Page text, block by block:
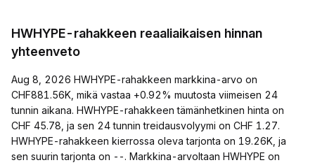
HWHYPE-rahakkeen reaaliaikaisen hinnan
yhteenveto
Aug 8, 2026 HWHYPE-rahakkeen markkina-arvo on
CHF881.56K, mikä vastaa +0.92% muutosta viimeisen 24
tunnin aikana. HWHYPE-rahakkeen tämänhetkinen hinta on
CHF 45.78, ja sen 24 tunnin treidausvolyymi on CHF 1.27.
HWHYPE-rahakkeen kierrossa oleva tarjonta on 19.26K, ja
sen suurin tarjonta on --. Markkina-arvoltaan HWHYPE on